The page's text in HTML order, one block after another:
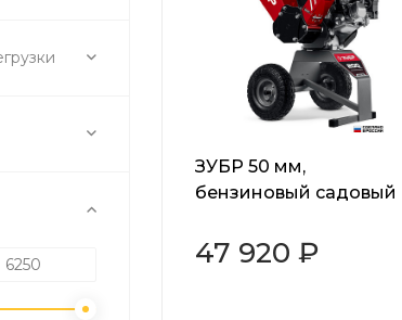
ЗУБР 50 мм,
бензиновый садовый
(БИС-50)
47 920 ₽